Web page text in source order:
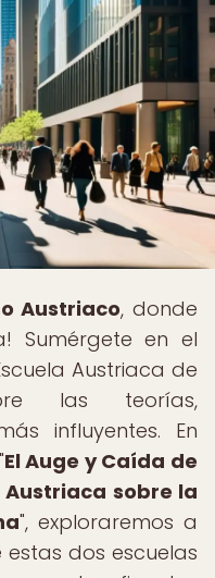
Austriaco, donde
Sumérgete en el
Austriaca de
las teorías,
influyentes. En
El Auge y Caída de
Austriaca sobre la
", exploraremos a
dos escuelas